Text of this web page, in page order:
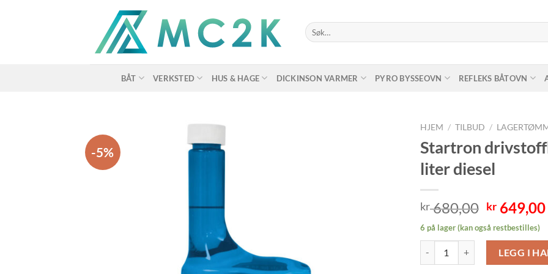
Søk
etter:
BÅT VERKSTED HUS & HAGE DICKINSON VARMER PYRO BYSSEOVN REFLEKS BÅTOVN
-5%
HJEM / TILBUD /
Startron
liter diesel
kr680,00
pris
var:
kr
kr 649,00
6 på lager (kan også restbestilles)
LEGG I